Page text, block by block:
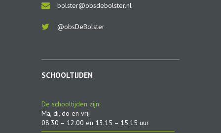
bolster@obsdebolster.nl
@obsDeBolster
SCHOOLTIJDEN
De schooltijden zijn:
Ma, di, do en vrij
08.30 – 12.00 en 13.15 – 15.15 uur